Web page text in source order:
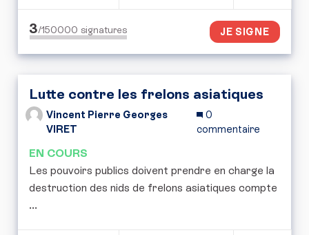
3/150000 signatures JE SIGNE
Lutte contre les frelons asiatiques
Vincent Pierre Georges
VIRET
0
commentaire
EN COURS
Les pouvoirs publics doivent prendre en charge la
destruction des nids de frelons asiatiques compte
...